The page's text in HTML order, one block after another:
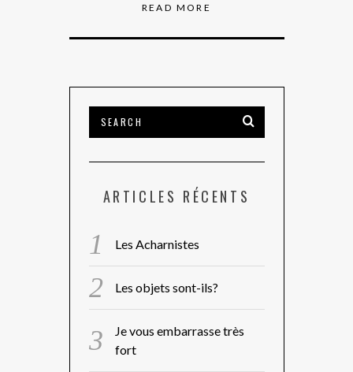
READ MORE
ARTICLES RÉCENTS
Les Acharnistes
Les objets sont-ils?
Je vous embarrasse très
fort